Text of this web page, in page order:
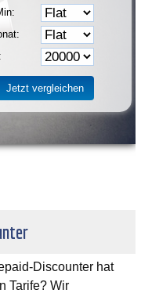
Discounter hat
Tarife? Wir